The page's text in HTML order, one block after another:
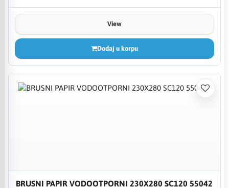
View
Dodaj u korpu
BRUSNI PAPIR VODOOTPORNI 230X280 SC120 55042